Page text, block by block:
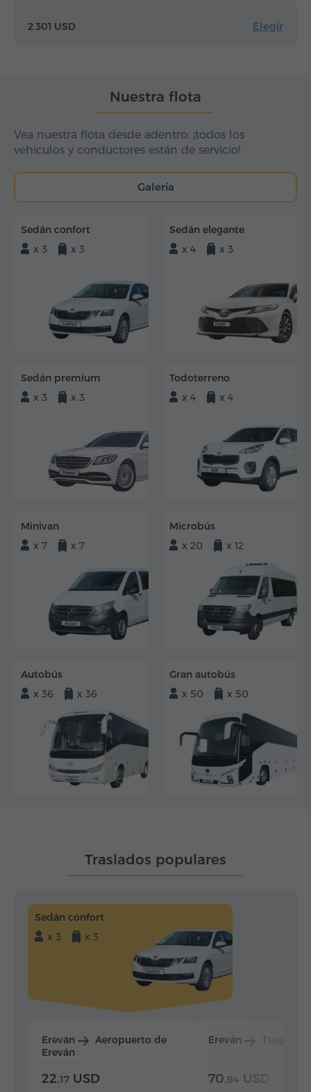
2 301 USD Elegir
Nuestra flota
Vea nuestra flota desde adentro: ¡todos los
vehículos y conductores están de servicio!
Galería
Sedán confort
x 3
x 3
Sedán elegante
x 4
x 3
Sedán premium
x 3
x 3
Todoterreno
x 4
x 4
Minivan
x 7
x 7
Microbús
x 20
x 12
Autobús
x 36
x 36
Gran autobús
x 50
x 50
Traslados populares
Sedán confort
x 3
x 3
Ereván
Aeropuerto de
Ereván
22.17 USD
Ereván
70.94 USD